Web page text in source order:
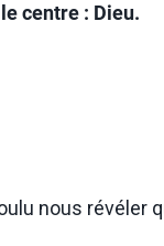
centre : Dieu.
nous révéler